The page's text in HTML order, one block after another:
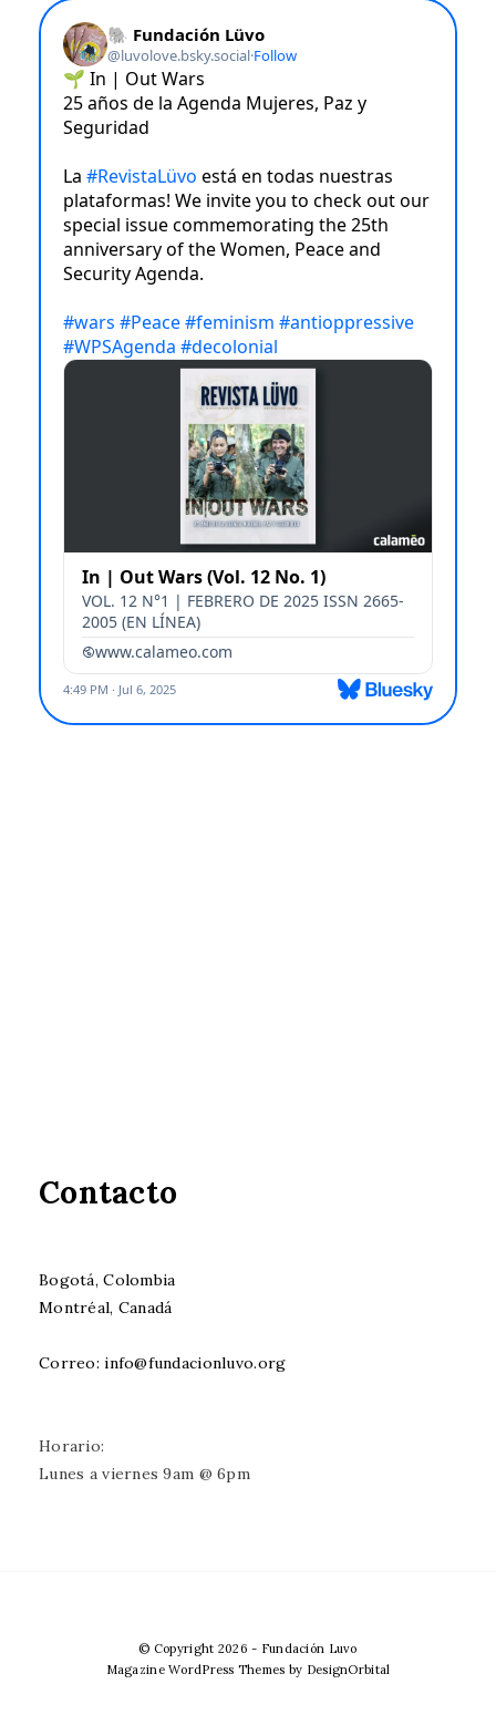
Contacto
Bogotá, Colombia
Montréal, Canadá
Correo: info@fundacionluvo.org
Horario:
Lunes a viernes 9am @ 6pm
© Copyright 2026- Fundación Luvo
Magazine WordPress Themes by DesignOrbital